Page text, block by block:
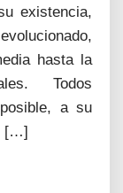
existencia,
hasta la
Todos
a su
[…]